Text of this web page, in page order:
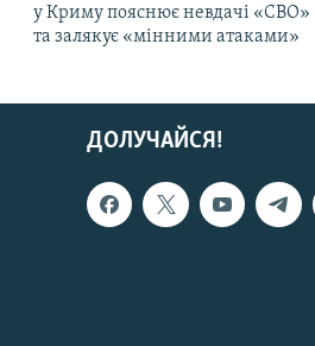
у Криму пояснює невдачі «СВО»
та залякує «мінними атаками»
ДОЛУЧАЙСЯ!